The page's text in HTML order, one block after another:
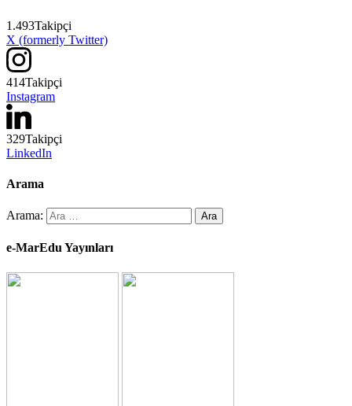
1.493Takipçi
X (formerly Twitter)
414Takipçi
Instagram
329Takipçi
LinkedIn
Arama
Arama:
e-MarEdu Yayınları